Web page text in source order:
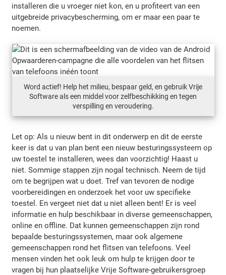
installeren die u vroeger niet kon, en u profiteert van een
uitgebreide privacybescherming, om er maar een paar te
noemen.
Word actief! Help het milieu, bespaar geld, en gebruik Vrije
Software als een middel voor zelfbeschikking en tegen
verspilling en veroudering.
Let op: Als u nieuw bent in dit onderwerp en dit de eerste
keer is dat u van plan bent een nieuw besturingssysteem op
uw toestel te installeren, wees dan voorzichtig! Haast u
niet. Sommige stappen zijn nogal technisch. Neem de tijd
om te begrijpen wat u doet. Tref van tevoren de nodige
voorbereidingen en onderzoek het voor uw specifieke
toestel. En vergeet niet dat u niet alleen bent! Er is veel
informatie en hulp beschikbaar in diverse gemeenschappen,
online en offline. Dat kunnen gemeenschappen zijn rond
bepaalde besturingssystemen, maar ook algemene
gemeenschappen rond het flitsen van telefoons. Veel
mensen vinden het ook leuk om hulp te krijgen door te
vragen bij hun plaatselijke Vrije Software-gebruikersgroep